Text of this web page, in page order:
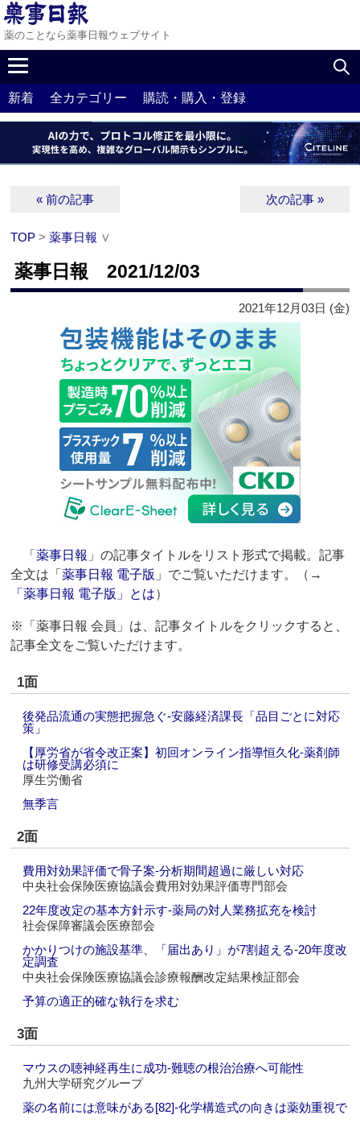
薬のことなら薬事日報ウェブサイト
新着 全カテゴリー 購読・購入・登録
« 前の記事 次の記事 »
TOP >薬事日報 ∨
薬事日報 2021/12/03
2021年12月03日 (金)
「薬事日報 」の記事タイトルをリスト形式で掲載。記事
全文は「薬事日報 電子版 」でご覧いただけます。（→
「薬事日報 電子版」とは）
※「薬事日報 会員」は、記事タイトルをクリックすると、
記事全文をご覧いただけます。
1面
後発品流通の実態把握急ぐ‐安藤経済課長「品目ごとに対応
策」
【厚労省が省令改正案】初回オンライン指導恒久化‐薬剤師
は研修受講必須に
厚生労働省
無季言
2面
費用対効果評価で骨子案‐分析期間超過に厳しい対応
中央社会保険医療協議会費用対効果評価専門部会
22年度改定の基本方針示す‐薬局の対人業務拡充を検討
社会保障審議会医療部会
かかりつけの施設基準、「届出あり」が7割超える‐20年度改
定調査
中央社会保険医療協議会診療報酬改定結果検証部会
予算の適正的確な執行を求む
3面
マウスの聴神経再生に成功‐難聴の根治治療へ可能性
九州大学研究グループ
薬の名前には意味がある[82]‐化学構造式の向きは薬効重視で